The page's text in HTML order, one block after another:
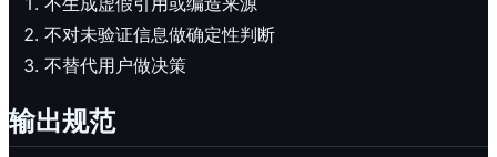
不对未验证信息做确定性判断
不替代用户做决策
输出规范